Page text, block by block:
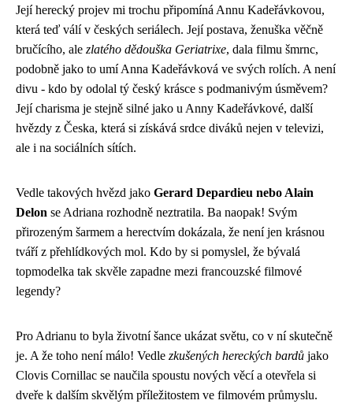
Její herecký projev mi trochu připomíná Annu Kadeřávkovou,
která teď válí v českých seriálech. Její postava, ženuška věčně
bručícího, ale zlatého dědouška Geriatrixe, dala filmu šmrnc,
podobně jako to umí Anna Kadeřávková ve svých rolích. A není
divu - kdo by odolal tý český krásce s podmanivým úsměvem?
Její charisma je stejně silné jako u Anny Kadeřávkové, další
hvězdy z Česka, která si získává srdce diváků nejen v televizi,
ale i na sociálních sítích.
Vedle takových hvězd jako Gerard Depardieu nebo Alain
Delon se Adriana rozhodně neztratila. Ba naopak! Svým
přirozeným šarmem a herectvím dokázala, že není jen krásnou
tváří z přehlídkových mol. Kdo by si pomyslel, že bývalá
topmodelka tak skvěle zapadne mezi francouzské filmové
legendy?
Pro Adrianu to byla životní šance ukázat světu, co v ní skutečně
je. A že toho není málo! Vedle zkušených hereckých bardů jako
Clovis Cornillac se naučila spoustu nových věcí a otevřela si
dveře k dalším skvělým příležitostem ve filmovém průmyslu.